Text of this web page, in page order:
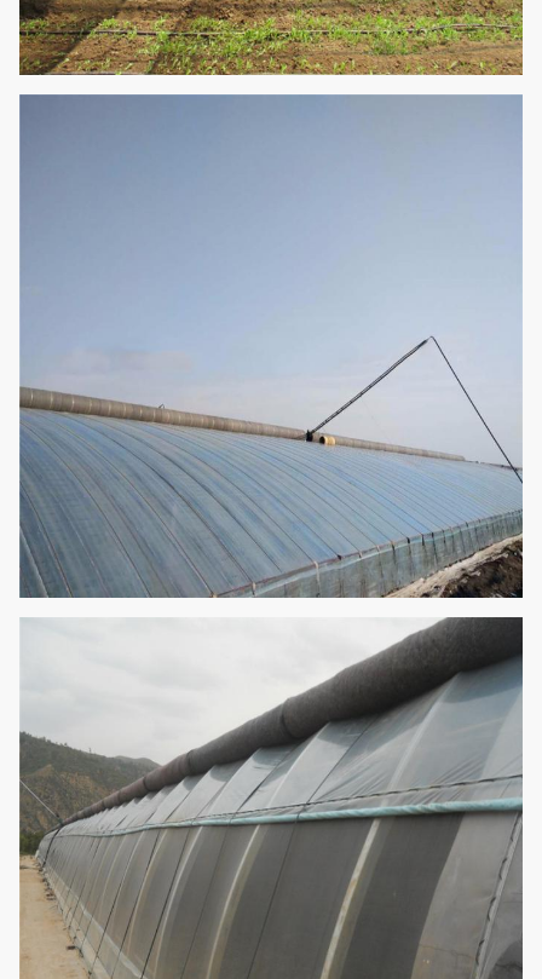
1. Ventilatiesysteem:
Kant/Bovenkant een
Ventilatie van de Op een
4. Druppel/Micro-
Irrigatiesysteem
5. Verwarmingssysteem
6. Slim Controlesysteem
(Volgens Vereisten kan
worden aangepast)
Aardbei, Watermeloen,
Komkommer, Tomaat,
Groente, Bloem en
Marktgewassen
Geneeskrachtige Installatie